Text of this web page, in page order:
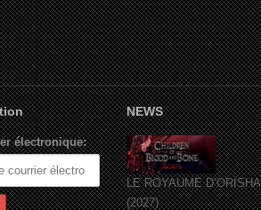
électronique:
NEWS
LE ROYAUME D’ORÏSHA
(2027)